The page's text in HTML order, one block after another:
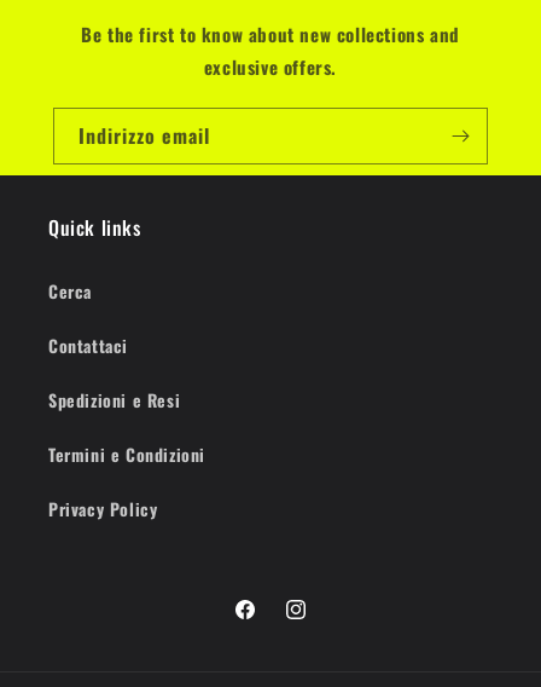
Be the first to know about new collections and
exclusive offers.
Indirizzo email
Quick links
Cerca
Contattaci
Spedizioni e Resi
Termini e Condizioni
Privacy Policy
FacebookInstagram